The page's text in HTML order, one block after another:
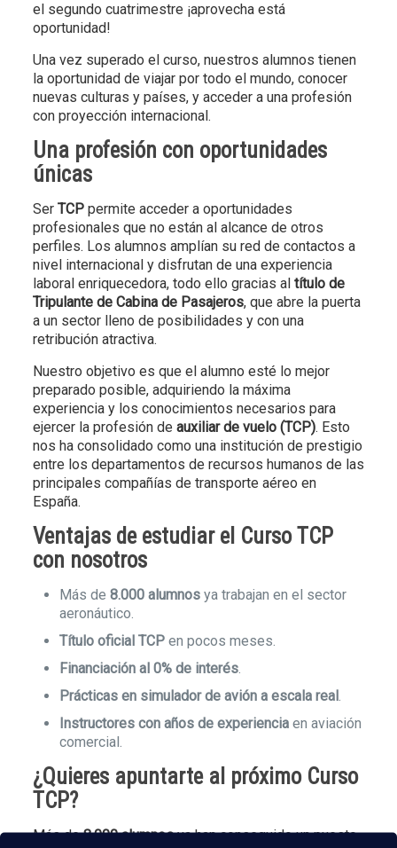
el segundo cuatrimestre ¡aprovecha está
oportunidad!
Una vez superado el curso, nuestros alumnos tienen
la oportunidad de viajar por todo el mundo, conocer
nuevas culturas y países, y acceder a una profesión
con proyección internacional.
Una profesión con oportunidades
únicas
Ser TCPpermite acceder a oportunidades
profesionales que no están al alcance de otros
perfiles. Los alumnos amplían su red de contactos a
nivel internacional y disfrutan de una experiencia
laboral enriquecedora, todo ello gracias al título de
Tripulante de Cabina de Pasajeros, que abre la puerta
a un sector lleno de posibilidades y con una
retribución atractiva.
Nuestro objetivo es que el alumno esté lo mejor
preparado posible, adquiriendo la máxima
experiencia y los conocimientos necesarios para
ejercer la profesión de auxiliar de vuelo (TCP). Esto
nos ha consolidado como una institución de prestigio
entre los departamentos de recursos humanos de las
principales compañías de transporte aéreo en
España.
Ventajas de estudiar el Curso TCP
con nosotros
Más de 8.000 alumnosya trabajan en el sector
aeronáutico.
Título oficial TCPen pocos meses.
Financiación al 0% de interés.
Prácticas en simulador de avión a escala real.
Instructores con años de experienciaen aviación
comercial.
¿Quieres apuntarte al próximo Curso
TCP?
Más de8.000 alumnosya han conseguido un puesto